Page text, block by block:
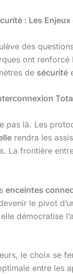
: Les Enjeux
des
ont
de sécurité
pas là. Les
rendra les
La frontière
enceintes
le pivot
démocratise
le choix se
entre les